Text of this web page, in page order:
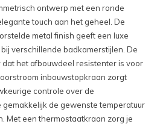
ontwerp met een ronde
touch aan het geheel. De
metal finish geeft een luxe
verschillende badkamerstijlen. De
het afbouwdeel resistenter is voor
inbouwstopkraan zorgt
controle over de
de gewenste temperatuur
Met een thermostaatkraan zorg je